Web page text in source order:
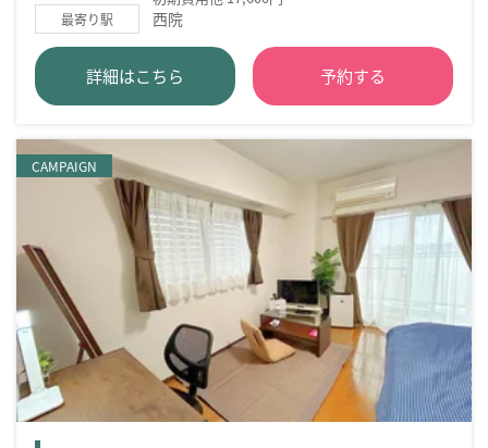
最寄り駅 西院
詳細はこちら 予約する
CAMPAIGN